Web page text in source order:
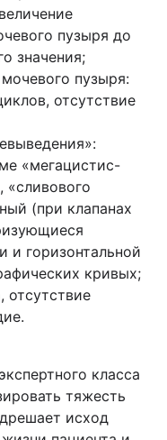
пузыря до
значения;
пузыря:
отсутствие
«мегацистис-
«сливового
(при клапанах
и горизонтальной
кривых;
отсутствие
класса
тяжесть
исход